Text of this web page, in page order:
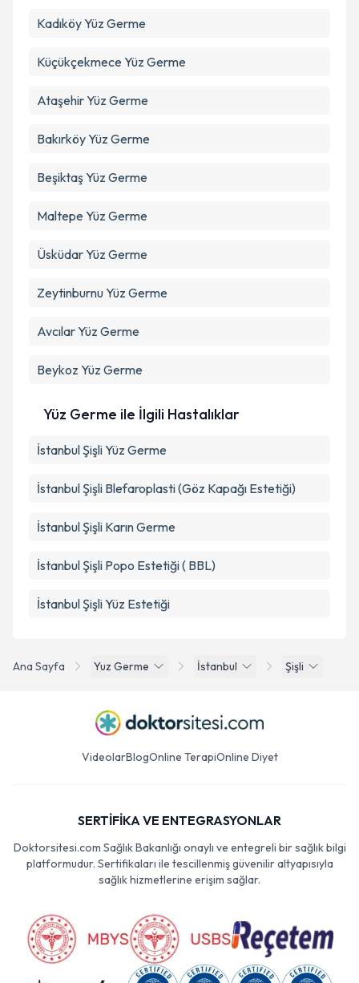
Ana Sayfa Yuz Germe İstanbul Şişli
KadıköyYüz Germe
Küçükçekmece Yüz Germe
AtaşehirYüz Germe
BakırköyYüz Germe
BeşiktaşYüz Germe
Maltepe Yüz Germe
ÜsküdarYüz Germe
ZeytinburnuYüz Germe
AvcılarYüz Germe
Beykoz Yüz Germe
Yüz Germe ile İlgili Hastalıklar
İstanbul Şişli Yüz Germe
İstanbul Şişli Blefaroplasti (Göz Kapağı Estetiği)
İstanbul Şişli Karın Germe
İstanbul Şişli Popo Estetiği ( BBL)
İstanbul Şişli Yüz Estetiği
VideolarBlogOnline TerapiOnline Diyet
SERTİFİKA VE ENTEGRASYONLAR
Doktorsitesi.com Sağlık Bakanlığı onaylı ve entegreli bir sağlık bilgi
platformudur. Sertifikaları ile tescillenmiş güvenilir altyapısıyla
sağlık hizmetlerine erişim sağlar.